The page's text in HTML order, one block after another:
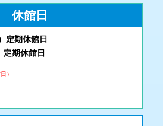
休館日
定期休館日
定期休館日
日）